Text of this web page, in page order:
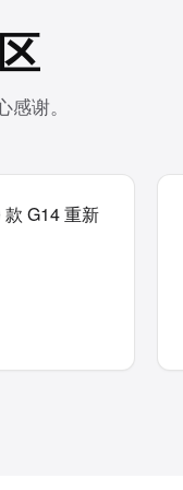
谢。
G14 重新